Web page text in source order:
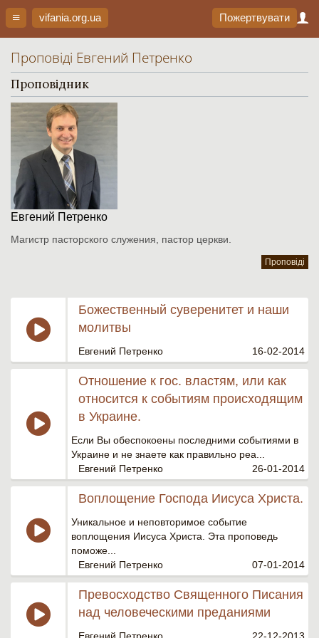
vifania.org.ua Пожертвувати
Проповіді Евгений Петренко
Проповідник
Евгений Петренко
Магистр пасторского служения, пастор церкви.
Проповіді
Божественный суверенитет и наши
молитвы
Евгений Петренко 16-02-2014
Отношение к гос. властям, или как
относится к событиям происходящим
в Украине.
Если Вы обеспокоены последними событиями в
Украине и не знаете как правильно реа...
Евгений Петренко
26-01-2014
Воплощение Господа Иисуса Христа.
Уникальное и неповторимое событие
воплощения Иисуса Христа. Эта проповедь
поможе...
Евгений Петренко
07-01-2014
Превосходство Священного Писания
над человеческими преданиями
Евгений Петренко 22-12-2013